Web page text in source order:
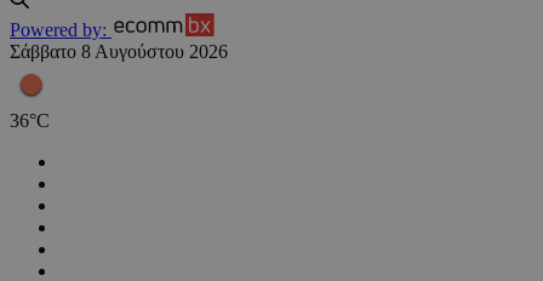
Powered by:
Σάββατο 8 Αυγούστου 2026
36°C